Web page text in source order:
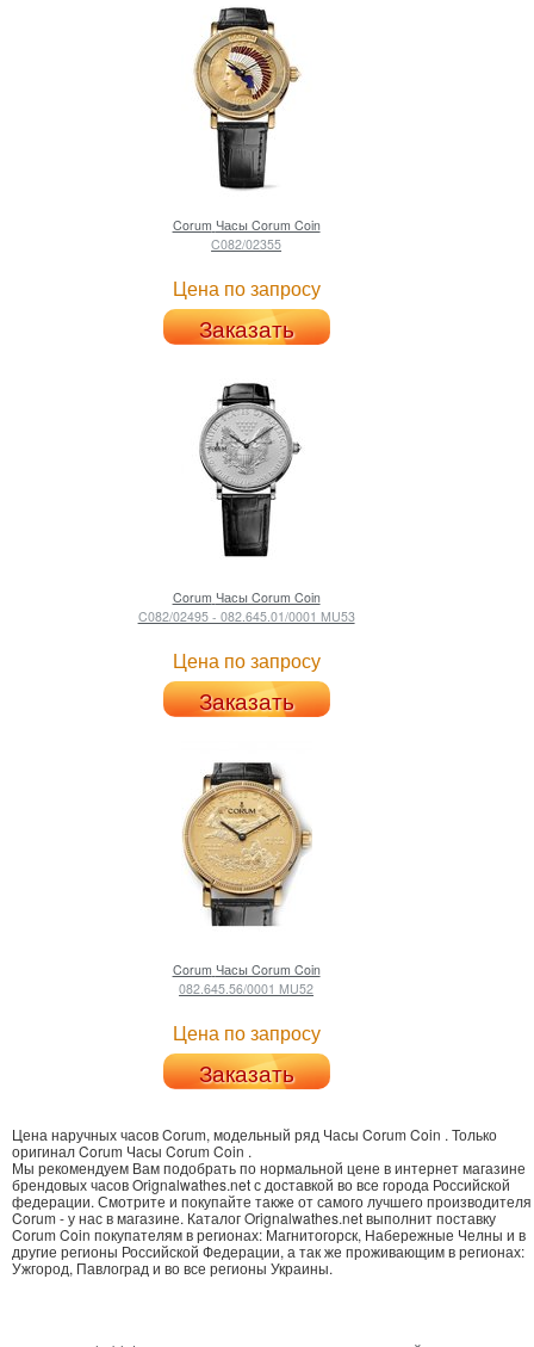
Corum Часы Corum Coin
C082/02355
Цена по запросу
Заказать
Corum Часы Corum Coin
C082/02495 - 082.645.01/0001 MU53
Цена по запросу
Заказать
Corum Часы Corum Coin
082.645.56/0001 MU52
Цена по запросу
Заказать
Цена наручных часов Corum, модельный ряд Часы Corum Coin . Только
оригинал Corum Часы Corum Coin .
Мы рекомендуем Вам подобрать по нормальной цене в интернет магазине
брендовых часов Orignalwathes.net с доставкой во все города Российской
федерации. Смотрите и покупайте также от самого лучшего производителя
Corum - у нас в магазине. Каталог Orignalwathes.net выполнит поставку
Corum Coin покупателям в регионах: Магнитогорск, Набережные Челны и в
другие регионы Российской Федерации, а так же проживающим в регионах:
Ужгород, Павлоград и во все регионы Украины.